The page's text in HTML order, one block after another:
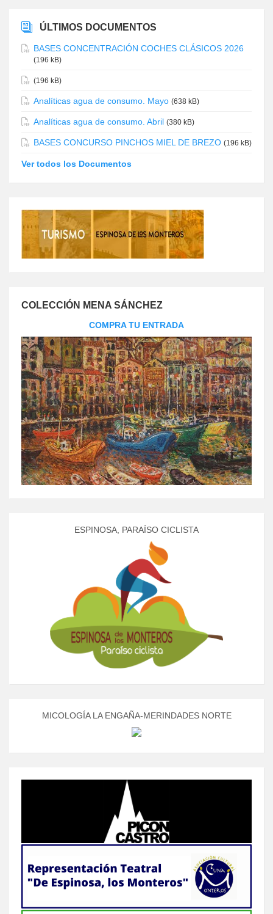
ÚLTIMOS DOCUMENTOS
BASES CONCENTRACIÓN COCHES CLÁSICOS 2026
(196 kB)
(196 kB)
Analíticas agua de consumo. Mayo (638 kB)
Analíticas agua de consumo. Abril (380 kB)
BASES CONCURSO PINCHOS MIEL DE BREZO (196 kB)
Ver todos los Documentos
COLECCIÓN MENA SÁNCHEZ
COMPRA TU ENTRADA
ESPINOSA, PARAÍSO CICLISTA
MICOLOGÍA LA ENGAÑA-MERINDADES NORTE